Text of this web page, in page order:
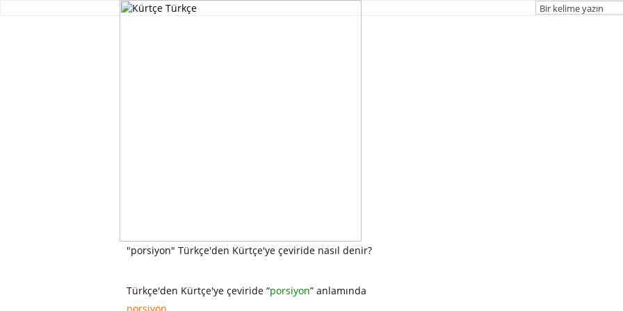
"porsiyon" Türkçe'den Kürtçe'ye çeviride nasıl denir?
Türkçe'den Kürtçe'ye çeviride “porsiyon” anlamında